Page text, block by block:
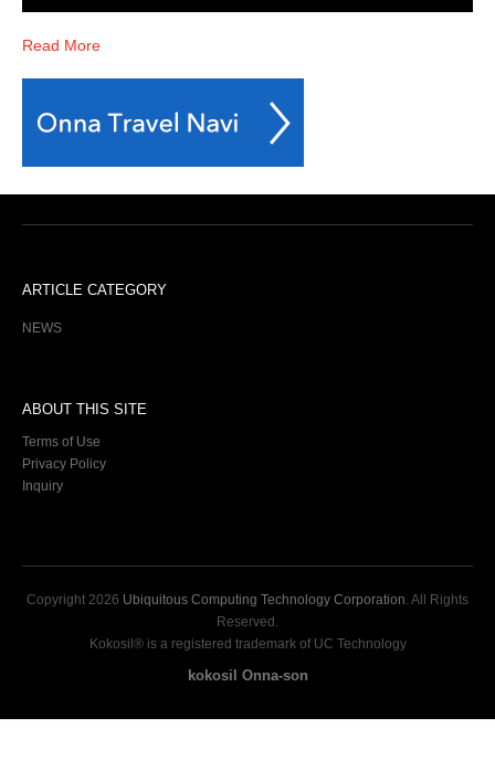
Read More
ARTICLE CATEGORY
NEWS
ABOUT THIS SITE
Terms of Use
Privacy Policy
Inquiry
Copyright 2026 Ubiquitous Computing Technology Corporation . All Rights
Reserved.
Kokosil® is a registered trademark of UC Technology
kokosil Onna-son